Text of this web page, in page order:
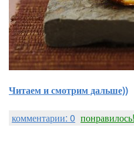
Читаем и смотрим дальше))
комментарии: 0 понравилось!